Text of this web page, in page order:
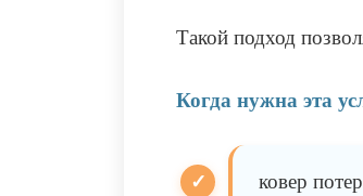
Такой подход
Когда нужна эта
ковер